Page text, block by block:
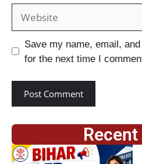
Save my name, email,
for the next time I